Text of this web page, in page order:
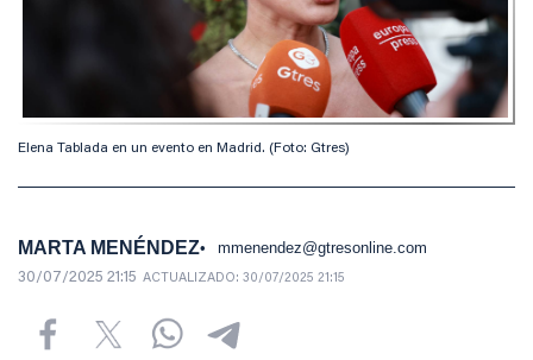
Elena Tablada en un evento en Madrid. (Foto: Gtres)
MARTA MENÉNDEZ mmenendez@gtresonline.com
30/07/2025 21:15 ACTUALIZADO: 30/07/2025 21:15